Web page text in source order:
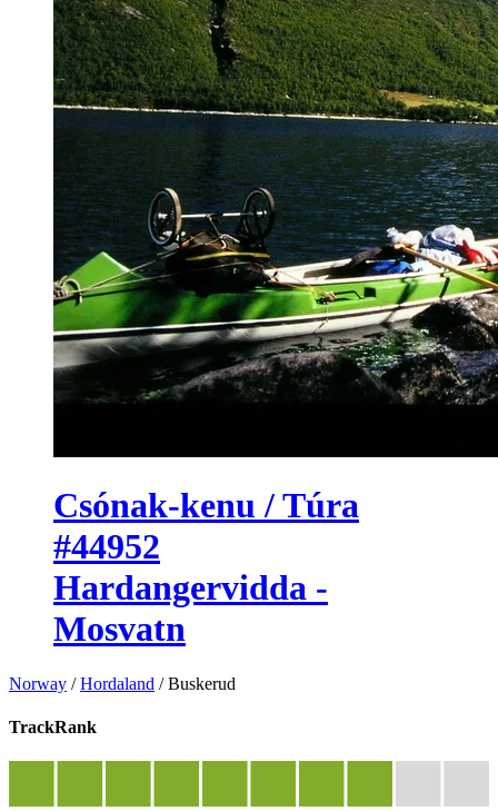
Csónak-kenu / Túra
#44952
Hardangervidda -
Mosvatn
Norway /Hordaland /Buskerud
TrackRank